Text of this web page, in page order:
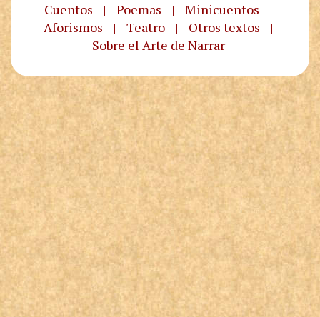
Cuentos | Poemas | Minicuentos
|
Aforismos
| Teatro | Otros textos
|
Sobre el Arte de Narrar